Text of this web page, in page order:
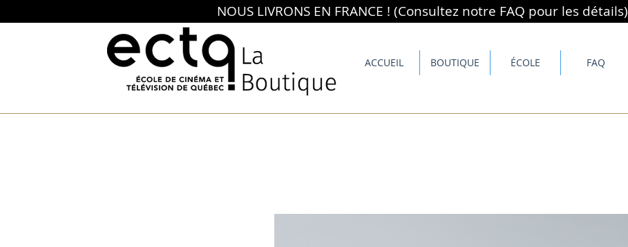
NOUS LIVRONS EN FRANCE ! (Consultez notre FAQ pour les détails)
ACCUEIL BOUTIQUE ÉCOLE FAQ